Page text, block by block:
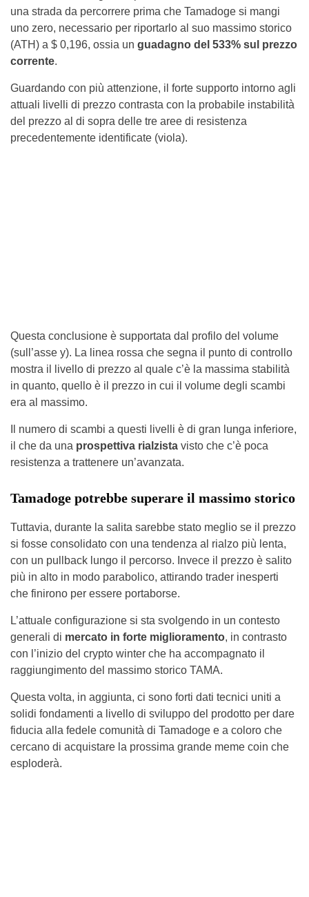
una strada da percorrere prima che Tamadoge si mangi
uno zero, necessario per riportarlo al suo massimo storico
(ATH) a $ 0,196, ossia un guadagno del 533% sul prezzo
corrente.
Guardando con più attenzione, il forte supporto intorno agli
attuali livelli di prezzo contrasta con la probabile instabilità
del prezzo al di sopra delle tre aree di resistenza
precedentemente identificate (viola).
Questa conclusione è supportata dal profilo del volume
(sull’asse y). La linea rossa che segna il punto di controllo
mostra il livello di prezzo al quale c’è la massima stabilità
in quanto, quello è il prezzo in cui il volume degli scambi
era al massimo.
Il numero di scambi a questi livelli è di gran lunga inferiore,
il che da una prospettiva rialzista visto che c’è poca
resistenza a trattenere un’avanzata.
Tamadoge potrebbe superare il massimo storico
Tuttavia, durante la salita sarebbe stato meglio se il prezzo
si fosse consolidato con una tendenza al rialzo più lenta,
con un pullback lungo il percorso. Invece il prezzo è salito
più in alto in modo parabolico, attirando trader inesperti
che finirono per essere portaborse.
L’attuale configurazione si sta svolgendo in un contesto
generali di mercato in forte miglioramento, in contrasto
con l’inizio del crypto winter che ha accompagnato il
raggiungimento del massimo storico TAMA.
Questa volta, in aggiunta, ci sono forti dati tecnici uniti a
solidi fondamenti a livello di sviluppo del prodotto per dare
fiducia alla fedele comunità di Tamadoge e a coloro che
cercano di acquistare la prossima grande meme coin che
esploderà.